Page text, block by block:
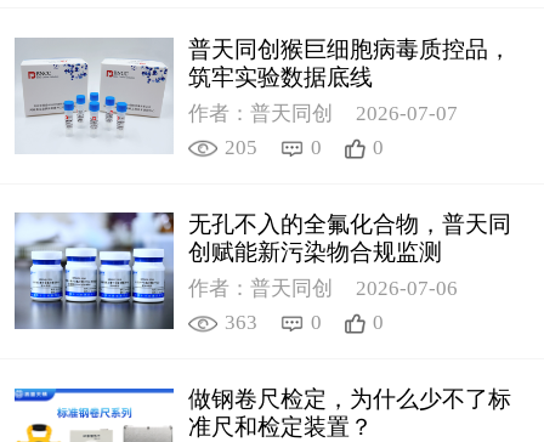
普天同创猴巨细胞病毒质控品，
筑牢实验数据底线
作者：普天同创
2026-07-07
205
0 0
无孔不入的全氟化合物，普天同
创赋能新污染物合规监测
作者：普天同创
2026-07-06
363
0 0
做钢卷尺检定，为什么少不了标
准尺和检定装置？